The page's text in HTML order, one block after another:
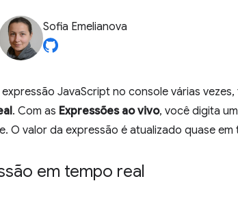
Sofia Emelianova
JavaScript no console várias
. Com as Expressões ao vivo, você digita
O valor da expressão é atualizado quase em
em tempo real